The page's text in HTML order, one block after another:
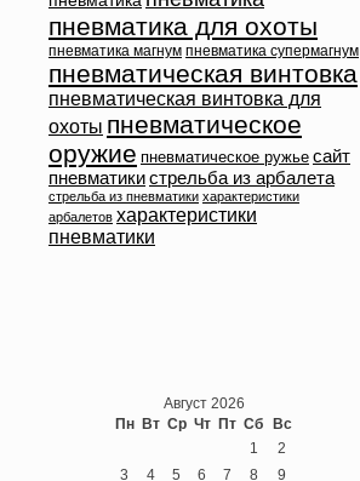
пневматика для охоты
пневматика магнум пневматика супермагнум
пневматическая винтовка
пневматическая винтовка для
охоты пневматическое
оружие пневматическое ружье сайт
пневматикистрельба из арбалета
стрельба из пневматики характеристики
арбалетов характеристики
пневматики
Август 2026
Пн Вт Ср Чт Пт Сб Вс
1
2
3
4 5 6 7 8
9